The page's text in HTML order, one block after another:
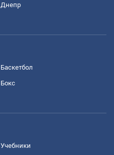
Днепр
Баскетбол
Бокс
Учебники